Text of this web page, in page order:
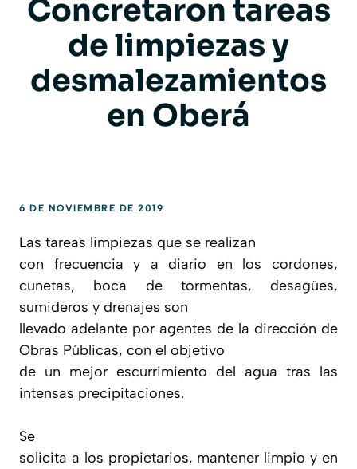
Concretaron tareas
de limpiezas y
desmalezamientos
en Oberá
6 DE NOVIEMBRE DE 2019
Las tareas limpiezas que se realizan
con frecuencia y a diario en los cordones,
cunetas, boca de tormentas, desagües,
sumideros y drenajes son
llevado adelante por agentes de la dirección de
Obras Públicas, con el objetivo
de un mejor escurrimiento del agua tras las
intensas precipitaciones.
Se
solicita a los propietarios, mantener limpio y en